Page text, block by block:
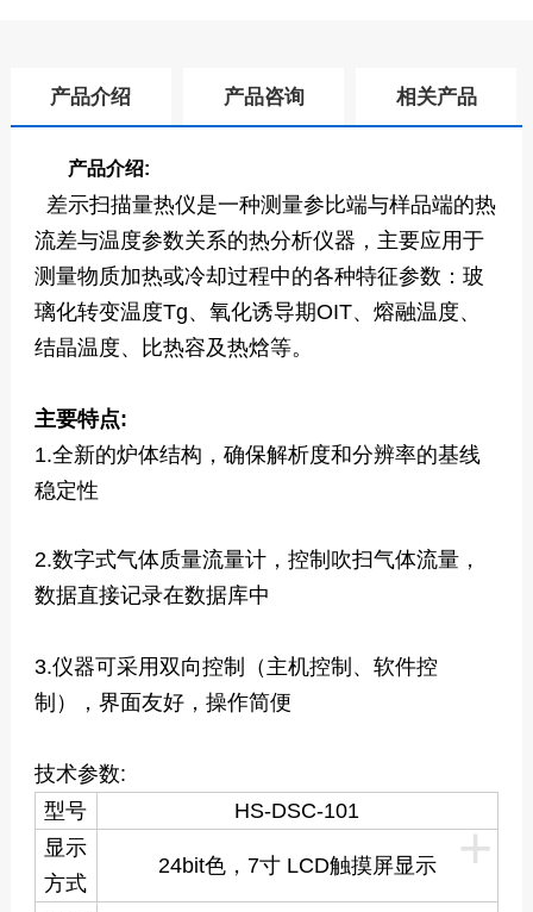
产品介绍 产品咨询 相关产品
产品介绍:
差示扫描量热仪是一种测量参比端与样品端的热
流差与温度参数关系的热分析仪器，主要应用于
测量物质加热或冷却过程中的各种特征参数：玻
璃化转变温度Tg、氧化诱导期OIT、熔融温度、
结晶温度、比热容及热焓等。
主要特点:
1.全新的炉体结构，确保解析度和分辨率的基线
稳定性
2.数字式气体质量流量计，控制吹扫气体流量，
数据直接记录在数据库中
3.仪器可采用双向控制（主机控制、软件控
制），界面友好，操作简便
技术参数:
+
型号
HS-DSC-101
显示
方式
24bit色，7寸 LCD触摸屏显示